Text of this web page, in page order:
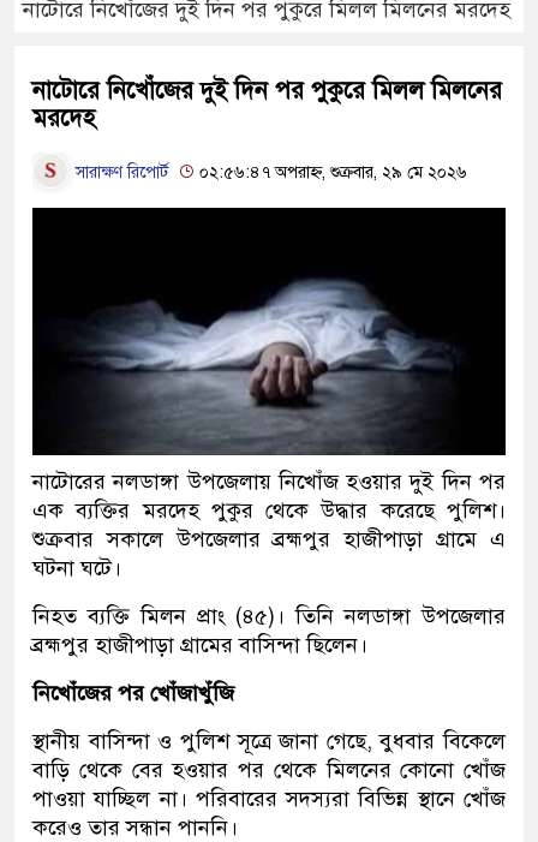
নাটোরে নিখোঁজের দুই দিন পর পুকুরে মিলল মিলনের মরদেহ
নাটোরে নিখোঁজের দুই দিন পর পুকুরে মিলল মিলনের
মরদেহ
সারাক্ষণ রিপোর্ট ০২:৫৬:৪৭ অপরাহ্ন, শুক্রবার, ২৯ মে ২০২৬
নাটোরের নলডাঙ্গা উপজেলায় নিখোঁজ হওয়ার দুই দিন পর
এক ব্যক্তির মরদেহ পুকুর থেকে উদ্ধার করেছে পুলিশ।
শুক্রবার সকালে উপজেলার ব্রহ্মপুর হাজীপাড়া গ্রামে এ
ঘটনা ঘটে।
নিহত ব্যক্তি মিলন প্রাং (৪৫)। তিনি নলডাঙ্গা উপজেলার
ব্রহ্মপুর হাজীপাড়া গ্রামের বাসিন্দা ছিলেন।
নিখোঁজের পর খোঁজাখুঁজি
স্থানীয় বাসিন্দা ও পুলিশ সূত্রে জানা গেছে, বুধবার বিকেলে
বাড়ি থেকে বের হওয়ার পর থেকে মিলনের কোনো খোঁজ
পাওয়া যাচ্ছিল না। পরিবারের সদস্যরা বিভিন্ন স্থানে খোঁজ
করেও তার সন্ধান পাননি।